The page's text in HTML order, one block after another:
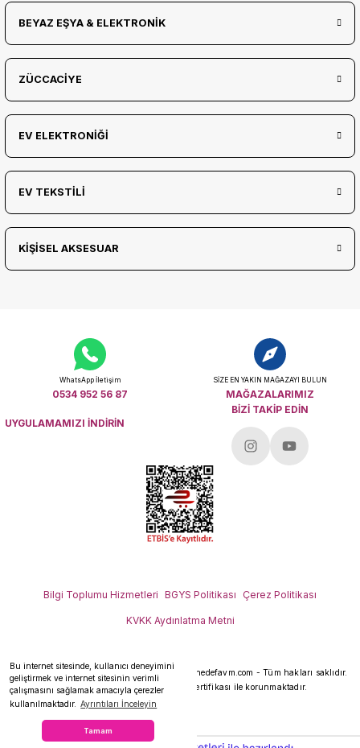
Bu internet sitesinde, kullanıcı deneyimini
geliştirmek ve internet sitesinin verimli
çalışmasını sağlamak amacıyla çerezler
kullanılmaktadır.
Ayrıntıları İnceleyin
Tamam
BEYAZ EŞYA & ELEKTRONİK
ZÜCCACİYE
EV ELEKTRONİĞİ
EV TEKSTİLİ
KİŞİSEL AKSESUAR
WhatsApp İletişim
0534 952 56 87
SİZE EN YAKIN MAĞAZAYI BULUN
MAĞAZALARIMIZ
UYGULAMAMIZI İNDİRİN
BİZİ TAKİP EDİN
Her hakkı saklıdır.Copyright 2026 © - www.hedefavm.com - Tüm hakları saklıdır.
Kredi kartı bilgileriniz 256bit SSL sertifikası ile korunmaktadır.
Bilgi Toplumu Hizmetleri BGYS Politikası Çerez Politikası
KVKK Aydınlatma Metni